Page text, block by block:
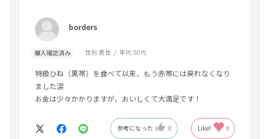
borders
購入確認済み 性別:男性 年代:50代
特級ひね（黒帯）を食べて以来、もう赤帯には戻れなくなり
ました涙
お金は少々かかりますが、おいしくて大満足です！
参考になった 0 Like! 0